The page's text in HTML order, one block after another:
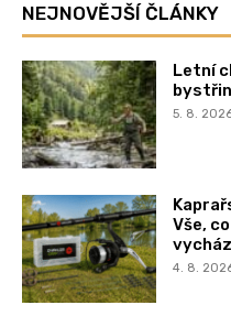
NEJNOVĚJŠÍ ČLÁNKY
Letní
5. 8.
Vše,
4. 8.